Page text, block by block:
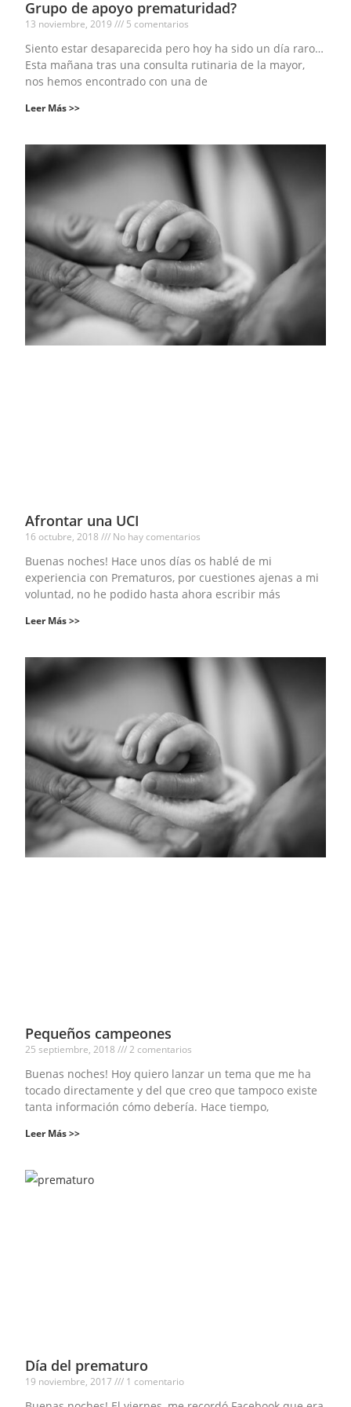
Grupo de apoyo prematuridad?
13 noviembre, 2019 5 comentarios
Siento estar desaparecida pero hoy ha sido un día raro…
Esta mañana tras una consulta rutinaria de la mayor,
nos hemos encontrado con una de
Leer Más >>
Afrontar una UCI
16 octubre, 2018 No hay comentarios
Buenas noches! Hace unos días os hablé de mi
experiencia con Prematuros, por cuestiones ajenas a mi
voluntad, no he podido hasta ahora escribir más
Leer Más >>
Pequeños campeones
25 septiembre, 2018 2 comentarios
Buenas noches! Hoy quiero lanzar un tema que me ha
tocado directamente y del que creo que tampoco existe
tanta información cómo debería. Hace tiempo,
Leer Más >>
Día del prematuro
19 noviembre, 2017 1 comentario